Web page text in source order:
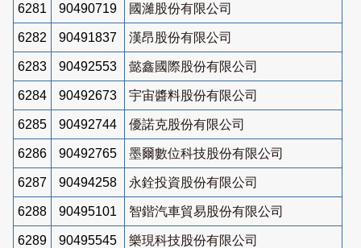
6281 90490719 國濰股份有限公司
6282 90491837 漢昂股份有限公司
6283 90492553 懿鑫國際股份有限公司
6284 90492673 宇宙醬料股份有限公司
6285 90492744 優諾克股份有限公司
6286 90492765 墨爾數位科技股份有限公司
6287 90494258 永銓投資股份有限公司
6288 90495101 智鍇汽車貿易股份有限公司
6289 90495545 樂現科技股份有限公司